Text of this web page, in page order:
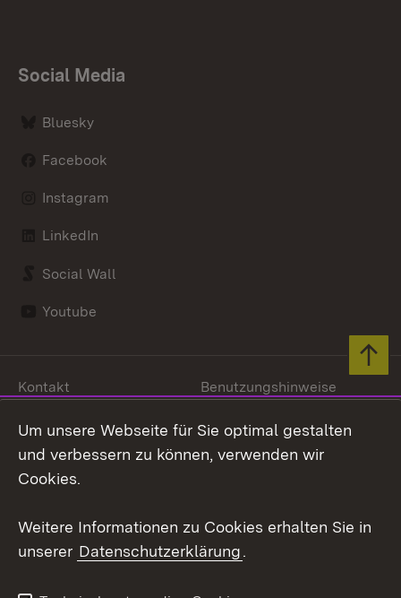
Social Media
Bluesky
Facebook
Instagram
LinkedIn
Social Wall
Youtube
Link zum Landesportal
Kontakt
Benutzungshinweise
Impressum
Cookies
Um unsere Webseite für Sie optimal gestalten
und verbessern zu können, verwenden wir
Cookies.
Weitere Informationen zu Cookies erhalten Sie in
unserer Datenschutzerklärung.